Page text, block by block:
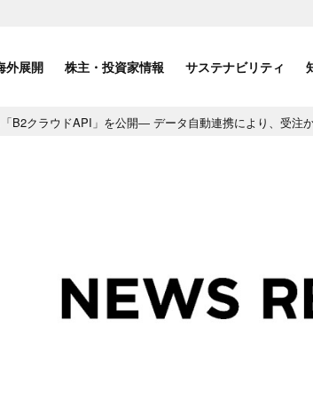
外展開 株主・投資家情報 サステナビリティ
B2クラウドAPI」を公開― データ自動連携により、受